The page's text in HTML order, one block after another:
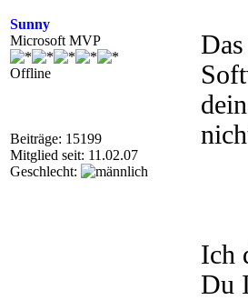
Sunny
Microsoft MVP
Offline
Beiträge: 15199
Mitglied seit: 11.02.07
Geschlecht:
Ich
Du